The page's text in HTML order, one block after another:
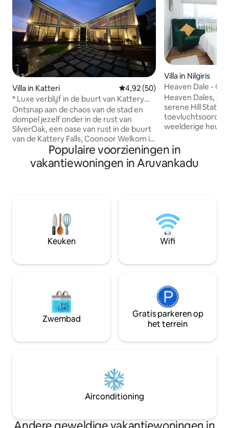
Villa in Katteri Gemiddelde beoordeling van
4,92 (50)
* Luxe verblijf in de buurt van Kattery
Falls, Coonoor *
Ontsnap aan de chaos van de stad en
dompel jezelf onder in de rust van
SilverOak, een oase van rust in de buurt
van de Kattery Falls, Coonoor Welkom in
ons vakantiehuis. Met liefde gebouwd,
openen we onze deuren voor jou om te
ontspannen, te verjongen en blauwe
voet met een hoog plafond, glas van
vloer tot dak om te genieten van de
adembenemende schoonheid en het
steeds veranderende weer van Nilgiris
Villa in Nilgiris
Heaven Dale -
slaapkamers
Heaven Dales,
serene Hill
toevluchtsoord
weelderige
valleien en groen.
een modern
zonovergoten
zacht
badkamer.
Heaven Dales,
ontmoet.
Populaire voorzieningen in
vakantiewoningen in Aruvankadu
Keuken Wifi
Zwembad
Gratis parkeren op
het terrein
Airconditioning